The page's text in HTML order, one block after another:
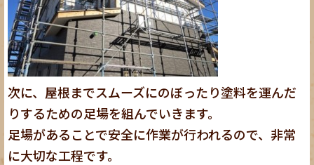
次に、屋根までスムーズにのぼったり塗料を運んだ
りするための足場を組んでいきます。
足場があることで安全に作業が行われるので、非常
に大切な工程です。